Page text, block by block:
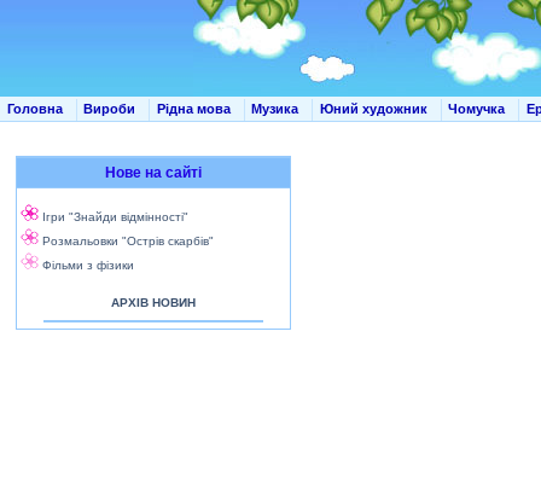
Головна Вироби Рідна мова Музика Юний художник Чомучка
Нове на сайті
Ігри "Знайди відмінності"
Розмальовки "Острів скарбів"
Фільми з фізики
АРХІВ НОВИН